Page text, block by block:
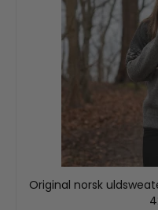
Original norsk